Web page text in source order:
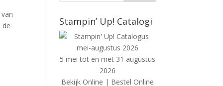
de
Stampin’ Up! Catalogi
5 mei tot en met 31 augustus
2026
Bekijk Online | Bestel Online